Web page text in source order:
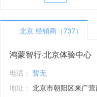
北京 经销商（737）
鸿蒙智行·北京体验中心
电话： 暂无
地址： 北京市朝阳区来广营